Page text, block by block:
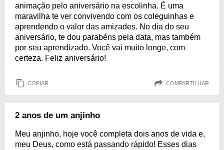
animação pelo aniversário na escolinha. É uma
maravilha te ver convivendo com os coleguinhas e
aprendendo o valor das amizades. No dia do seu
aniversário, te dou parabéns pela data, mas também
por seu aprendizado. Você vai muito longe, com
certeza. Feliz aniversário!
COPIAR COMPARTILHAR
2 anos de um anjinho
Meu anjinho, hoje você completa dois anos de vida e,
meu Deus, como está passando rápido! Esses dias